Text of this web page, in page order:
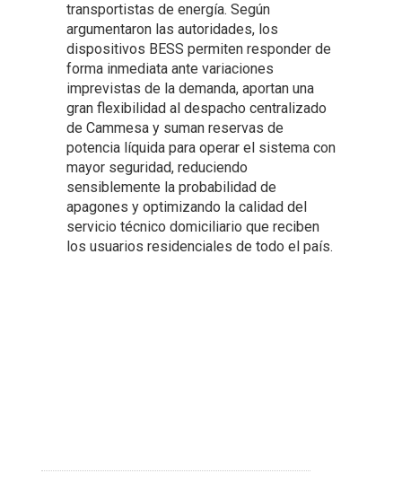
transportistas de energía. Según
argumentaron las autoridades, los
dispositivos BESS permiten responder de
forma inmediata ante variaciones
imprevistas de la demanda, aportan una
gran flexibilidad al despacho centralizado
de Cammesa y suman reservas de
potencia líquida para operar el sistema con
mayor seguridad, reduciendo
sensiblemente la probabilidad de
apagones y optimizando la calidad del
servicio técnico domiciliario que reciben
los usuarios residenciales de todo el país.